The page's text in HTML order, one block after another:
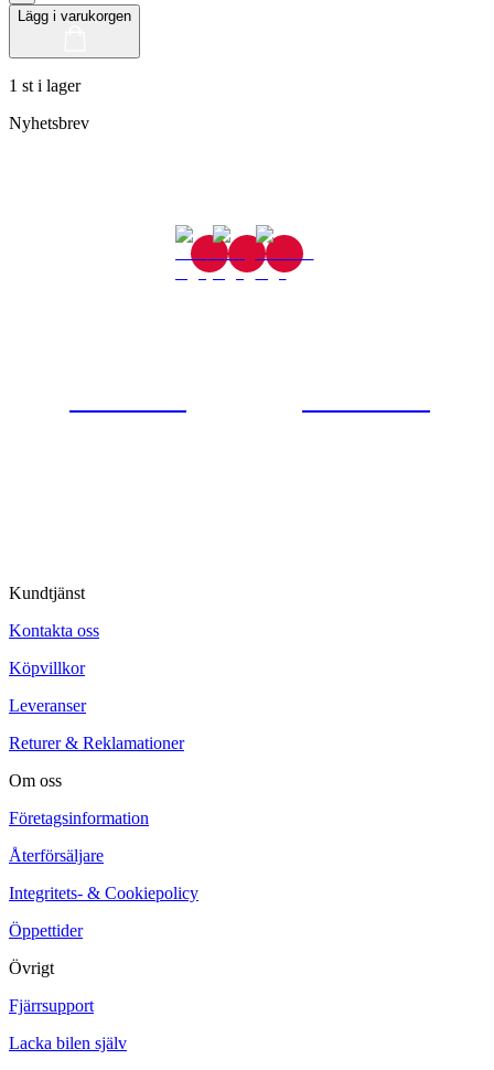
Lägg i varukorgen
1 st i lager
Nyhetsbrev
Kundtjänst
Kontakta oss
Köpvillkor
Leveranser
Returer & Reklamationer
Om oss
Företagsinformation
Återförsäljare
Integritets- & Cookiepolicy
Öppettider
Övrigt
Fjärrsupport
Lacka bilen själv